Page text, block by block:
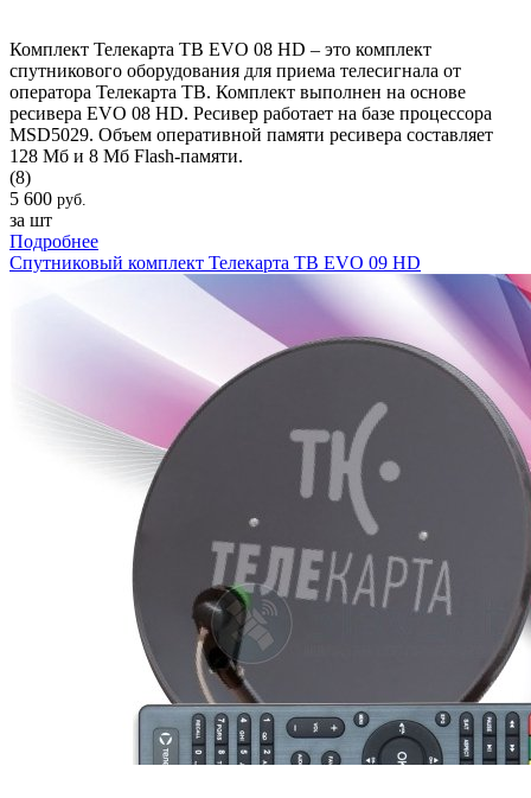
Комплект Телекарта ТВ EVO 08 HD – это комплект
спутникового оборудования для приема телесигнала от
оператора Телекарта ТВ. Комплект выполнен на основе
ресивера EVO 08 HD. Ресивер работает на базе процессора
MSD5029. Объем оперативной памяти ресивера составляет
128 Мб и 8 Мб Flash-памяти.
(8)
5 600 руб.
за шт
Подробнее
Спутниковый комплект Телекарта ТВ EVO 09 HD